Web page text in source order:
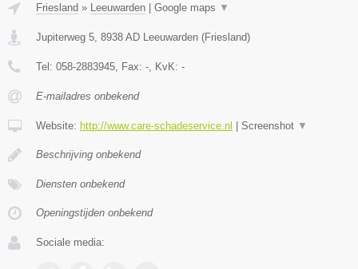
Friesland » Leeuwarden Google maps ▼
Jupiterweg 5, 8938 AD Leeuwarden (Friesland)
Tel: 058-2883945, Fax: -, KvK: -
E-mailadres onbekend
Website: http://www.care-schadeservice.nl Screenshot ▼
Beschrijving onbekend
Diensten onbekend
Openingstijden onbekend
Sociale media: